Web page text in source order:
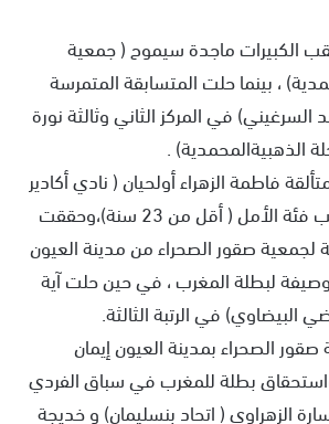
الكبيرات ماجدة سيموح ( جمعية
، بينما حلت المتسابقة المتمرسة
في المركز الثاني وثالثة نورة
الذهبيةالمحمدية) .
فاطمة الزهراء أولحيان ( نادي أكادير
للدراجات الجبلية) بلقب فئة الأمل ( أقل من 23 سنة)،وحققت
لجمعية صقور الصحراء من مدينة العيون
وصيفة لبطلة المغرب ، في حين حلت آية
البيضاوي) في الرتبة الثالثة.
الصحراء بمدينة العيون إيمان
بطلة للمغرب في سباق الفردي
الزهراوي ( اتحاد بنسليمان) و خديجة